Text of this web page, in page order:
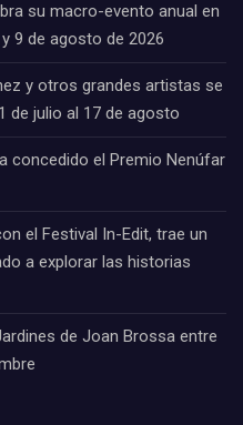
su macro-evento anual en
9 de agosto de 2026
y otros grandes artistas se
de julio al 17 de agosto
concedido el Premio Nenúfar
el Festival In-Edit, trae un
a explorar las historias
de Joan Brossa entre